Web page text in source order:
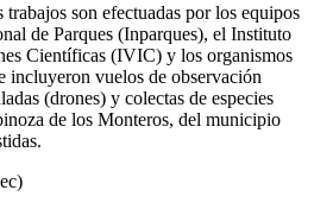
trabajos son efectuadas por los equipos
de Parques (Inparques), el Instituto
Científicas (IVIC) y los organismos
incluyeron vuelos de observación
(drones) y colectas de especies
de los Monteros, del municipio